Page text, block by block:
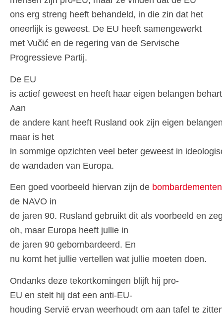
ons erg streng heeft behandeld, in die zin dat het
oneerlijk is geweest. De EU heeft samengewerkt
met Vučić en de regering van de Servische
Progressieve Partij.
De EU
is actief geweest en heeft haar eigen belangen
Aan
de andere kant heeft Rusland ook zijn eigen
maar is het
in sommige opzichten veel beter geweest in
de wandaden van Europa.
Een goed voorbeeld hiervan zijn de bombardementen
de NAVO in
de jaren 90. Rusland gebruikt dit als voorbeeld en
oh, maar Europa heeft jullie in
de jaren 90 gebombardeerd. En
nu komt het jullie vertellen wat jullie moeten doen.
Ondanks deze tekortkomingen blijft hij pro-
EU en stelt hij dat een anti-EU-
houding Servië ervan weerhoudt om aan tafel te